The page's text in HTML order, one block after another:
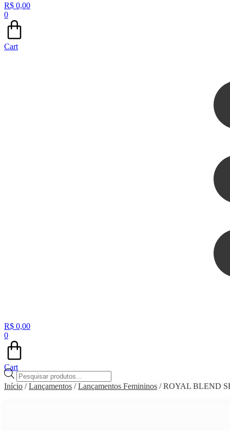
R$ 0,00
0
Cart
R$ 0,00
0
Cart
Pesquisar
produtos
Início /Lançamentos /Lançamentos Femininos / ROYAL BLEND